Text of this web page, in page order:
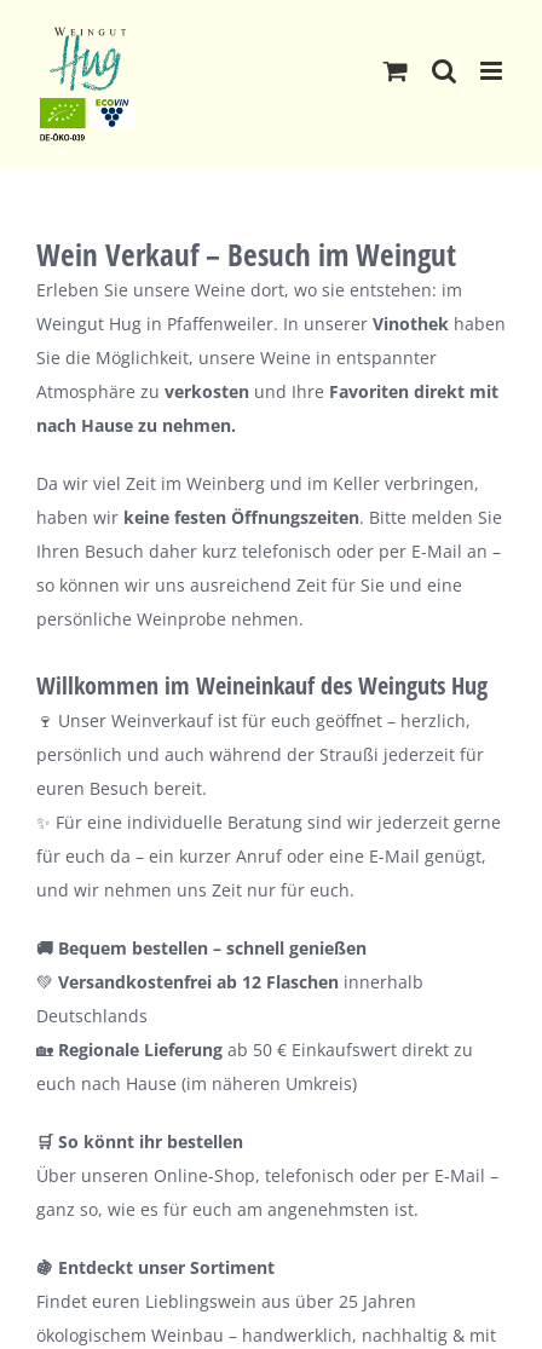
content
Wein Verkauf – Besuch im Weingut
Erleben Sie unsere Weine dort, wo sie entstehen: im
Weingut Hug in Pfaffenweiler. In unserer Vinothek haben
Sie die Möglichkeit, unsere Weine in entspannter
Atmosphäre zu verkosten und Ihre Favoriten direkt mit
nach Hause zu nehmen.
Da wir viel Zeit im Weinberg und im Keller verbringen,
haben wir keine festen Öffnungszeiten. Bitte melden Sie
Ihren Besuch daher kurz telefonisch oder per E-Mail an –
so können wir uns ausreichend Zeit für Sie und eine
persönliche Weinprobe nehmen.
Willkommen im Weineinkauf des Weinguts Hug
🍷 Unser Weinverkauf ist für euch geöffnet – herzlich,
persönlich und auch während der Straußi jederzeit für
euren Besuch bereit.
✨ Für eine individuelle Beratung sind wir jederzeit gerne
für euch da – ein kurzer Anruf oder eine E-Mail genügt,
und wir nehmen uns Zeit nur für euch.
🚚 Bequem bestellen – schnell genießen
💚 Versandkostenfrei ab 12 Flaschen innerhalb
Deutschlands
🏡 Regionale Lieferung ab 50 € Einkaufswert direkt zu
euch nach Hause (im näheren Umkreis)
🛒 So könnt ihr bestellen
Über unseren Online-Shop, telefonisch oder per E-Mail –
ganz so, wie es für euch am angenehmsten ist.
🍇 Entdeckt unser Sortiment
Findet euren Lieblingswein aus über 25 Jahren
ökologischem Weinbau – handwerklich, nachhaltig & mit